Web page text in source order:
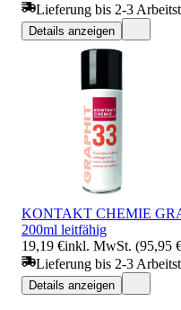
Lieferung bis 2-3
Details anzeigen
KONTAKT CHEMIE
200ml leitfähig
19,19 €inkl. MwSt. (95,95
Lieferung bis 2-3
Details anzeigen